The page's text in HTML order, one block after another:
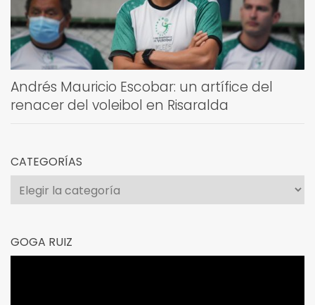
Andrés Mauricio Escobar: un artífice del
renacer del voleibol en Risaralda
CATEGORÍAS
Categorías
GOGA RUIZ